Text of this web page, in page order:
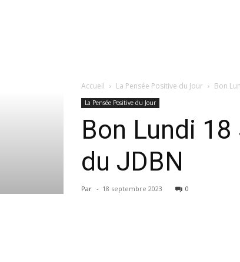
Accueil La Pensée Positive du Jour Bon
La Pensée Positive du Jour
Bon Lundi
du JDBN
Par - 18 septembre 2023 0